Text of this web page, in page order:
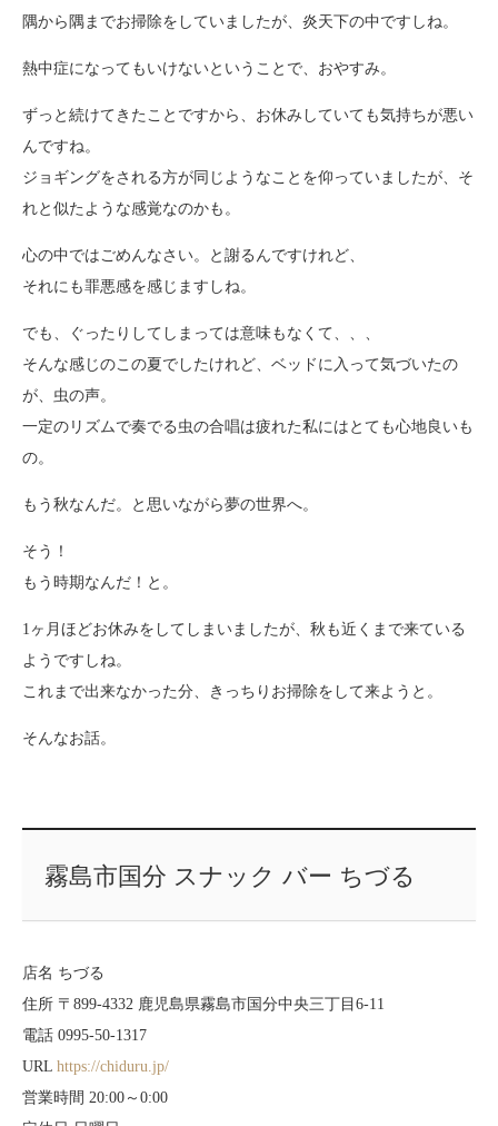
隅から隅までお掃除をしていましたが、炎天下の中ですしね。
熱中症になってもいけないということで、おやすみ。
ずっと続けてきたことですから、お休みしていても気持ちが悪い
んですね。
ジョギングをされる方が同じようなことを仰っていましたが、そ
れと似たような感覚なのかも。
心の中ではごめんなさい。と謝るんですけれど、
それにも罪悪感を感じますしね。
でも、ぐったりしてしまっては意味もなくて、、、
そんな感じのこの夏でしたけれど、ベッドに入って気づいたの
が、虫の声。
一定のリズムで奏でる虫の合唱は疲れた私にはとても心地良いも
の。
もう秋なんだ。と思いながら夢の世界へ。
そう！
もう時期なんだ！と。
1ヶ月ほどお休みをしてしまいましたが、秋も近くまで来ている
ようですしね。
これまで出来なかった分、きっちりお掃除をして来ようと。
そんなお話。
霧島市国分 スナック バー ちづる
店名 ちづる
住所 〒899-4332 鹿児島県霧島市国分中央三丁目6-11
電話 0995-50-1317
URL https://chiduru.jp/
営業時間 20:00～0:00